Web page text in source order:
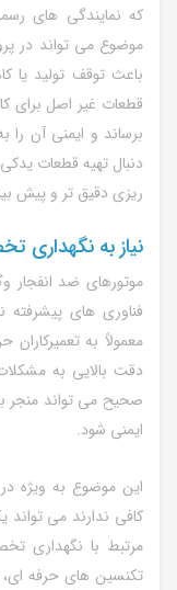
موضوع می تواند در
باعث توقف تولید یا
قطعات غیر اصل برای
برساند و ایمنی آن را
دنبال تهیه قطعات یدکی
ریزی دقیق تر و پیش
نیاز به نگهداری
فناوری های پیشرفته
معمولاً به تعمیرکاران
دقت بالایی به
صحیح می تواند منجر
ایمنی شود.
این موضوع به ویژه
کافی ندارند می
مرتبط با نگهداری
تکنسین های حرفه ای،